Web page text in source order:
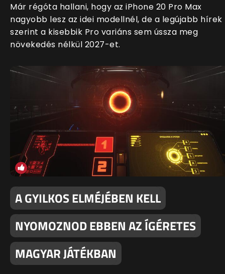
Már régóta hallani, hogy az iPhone 20 Pro Max
nagyobb lesz az idei modellnél, de a legújabb hírek
szerint a kisebbik Pro variáns sem ússza meg
növekedés nélkül 2027-et.
A GYILKOS ELMÉJÉBEN KELL
NYOMOZNOD EBBEN AZ ÍGÉRETES
MAGYAR JÁTÉKBAN